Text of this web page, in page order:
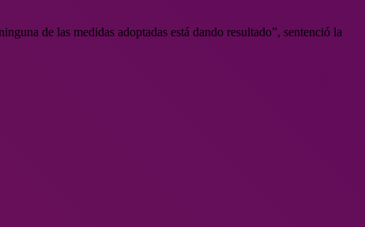
de las medidas adoptadas está dando resultado”, sentenció la